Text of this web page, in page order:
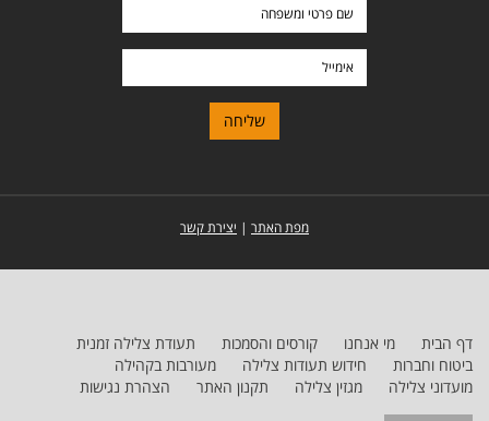
מפת האתר | יצירת קשר
דף הבית מי אנחנו קורסים והסמכות
תעודת צלילה זמנית
ביטוח וחברות
חידוש תעודות צלילה
מעורבות בקהילה
מועדוני צלילה
מגזין צלילה תקנון האתר הצהרת נגישות